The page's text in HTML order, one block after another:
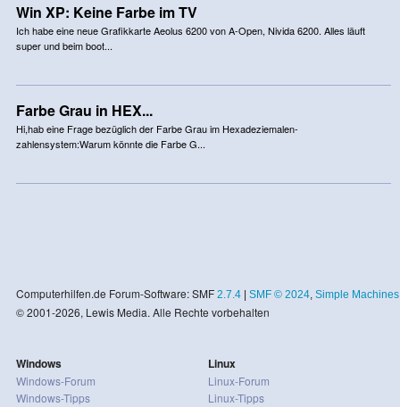
Win XP: Keine Farbe im TV
Ich habe eine neue Grafikkarte Aeolus 6200 von A-Open, Nivida 6200. Alles läuft
super und beim boot...
Farbe Grau in HEX...
Hi,hab eine Frage bezüglich der Farbe Grau im Hexadeziemalen-
zahlensystem:Warum könnte die Farbe G...
Computerhilfen.de Forum-Software: SMF 2.7.4| SMF © 2024, Simple Machines
© 2001-2026, Lewis Media. Alle Rechte vorbehalten
Windows
Windows-Forum
Windows-Tipps
Linux
Linux-Forum
Linux-Tipps